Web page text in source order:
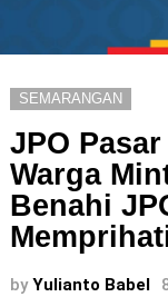
SEMARANGAN
JPO
Warga
Benahi
by Yulianto Babel